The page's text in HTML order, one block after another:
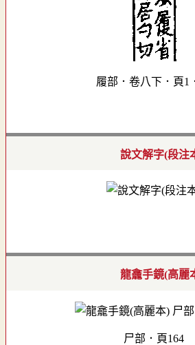
履部．卷八下．頁1
說文解字(段注
龍龕手鏡(高麗
尸部．頁164